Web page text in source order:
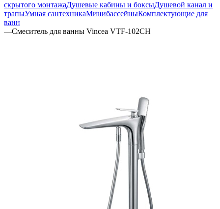
скрытого монтажаДушевые кабины и боксыДушевой канал и
трапыУмная сантехникаМинибассейныКомплектующие для
ванн
—Смеситель для ванны Vincea VTF-102CH